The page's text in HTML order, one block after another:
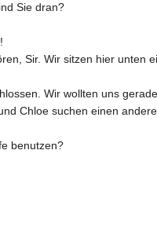
Sie dran?
Sir. Wir sitzen hier unten
Wir wollten uns
Chloe suchen einen
benutzen?